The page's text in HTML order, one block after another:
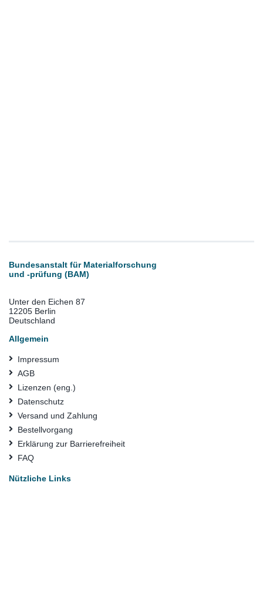
Bundesanstalt für Materialforschung
und -prüfung (BAM)
Unter den Eichen 87
12205 Berlin
Deutschland
Allgemein
Impressum
AGB
Lizenzen (eng.)
Datenschutz
Versand und Zahlung
Bestellvorgang
Erklärung zur Barrierefreiheit
FAQ
Nützliche Links